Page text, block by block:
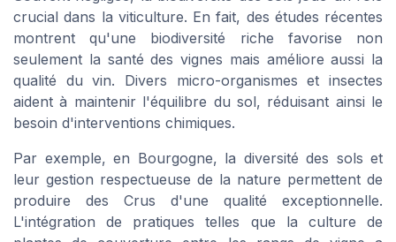
crucial dans la viticulture. En fait, des études récentes
montrent qu'une biodiversité riche favorise non
seulement la santé des vignes mais améliore aussi la
qualité du vin. Divers micro-organismes et insectes
aident à maintenir l'équilibre du sol, réduisant ainsi le
besoin d'interventions chimiques.
Par exemple, en Bourgogne, la diversité des sols et
leur gestion respectueuse de la nature permettent de
produire des Crus d'une qualité exceptionnelle.
L'intégration de pratiques telles que la culture de